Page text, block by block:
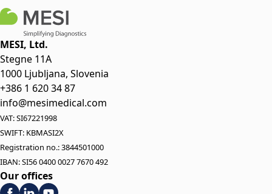
MESI, Ltd.
Stegne 11A
1000 Ljubljana, Slovenia
+386 1 620 34 87
info@mesimedical.com
VAT: SI67221998
SWIFT: KBMASI2X
Registration no.: 3844501000
IBAN: SI56 0400 0027 7670 492
Our offices